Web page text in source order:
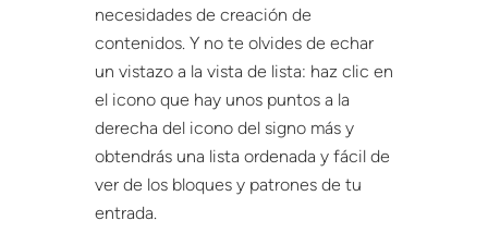
necesidades de creación de
contenidos. Y no te olvides de echar
un vistazo a la vista de lista: haz clic en
el icono que hay unos puntos a la
derecha del icono del signo más y
obtendrás una lista ordenada y fácil de
ver de los bloques y patrones de tu
entrada.